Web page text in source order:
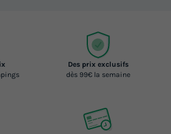
Des prix exclusifs
dès 99€ la semaine